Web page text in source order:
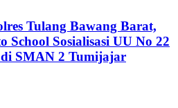
Tulang Bawang Barat,
School Sosialisasi UU No 22
SMAN 2 Tumijajar